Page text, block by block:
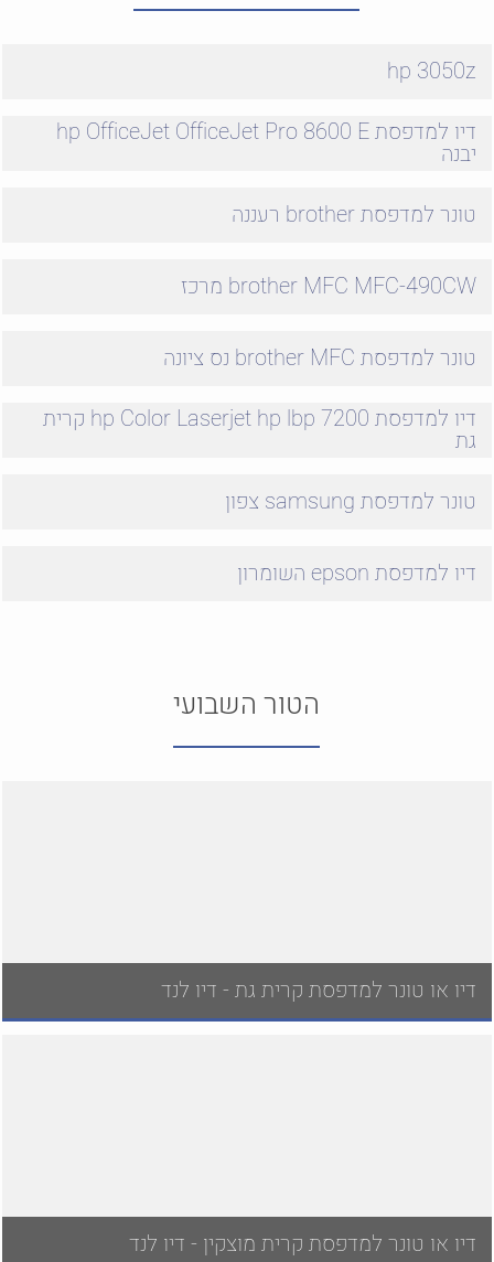
hp 3050z
דיו למדפסת hp OfficeJet OfficeJet Pro 8600 E
יבנה
טונר למדפסת brother רעננה
brother MFC MFC-490CW מרכז
טונר למדפסת brother MFC נס ציונה
דיו למדפסת hp Color Laserjet hp lbp 7200 קרית
גת
טונר למדפסת samsung צפון
דיו למדפסת epson השומרון
הטור השבועי
דיו או טונר למדפסת קרית גת - דיו לנד
דיו או טונר למדפסת קרית מוצקין - דיו לנד